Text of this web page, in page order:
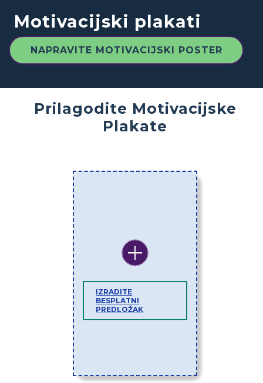
Motivacijski plakati
NAPRAVITE MOTIVACIJSKI POSTER
Prilagodite Motivacijske
Plakate
IZRADITE
BESPLATNI
PREDLOŽAK